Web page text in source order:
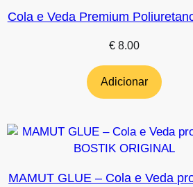
Cola e Veda Premium
€ 8.00
Adicionar
MAMUT GLUE – Cola e Veda